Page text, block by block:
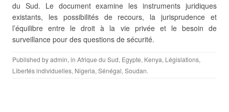
du Sud. Le document examine les instruments juridiques
existants, les possibilités de recours, la jurisprudence et
l’équilibre entre le droit à la vie privée et le besoin de
surveillance pour des questions de sécurité.
Published byadmin, in Afrique du Sud, Egypte, Kenya, Législations,
Libertés individuelles, Nigeria, Sénégal, Soudan.